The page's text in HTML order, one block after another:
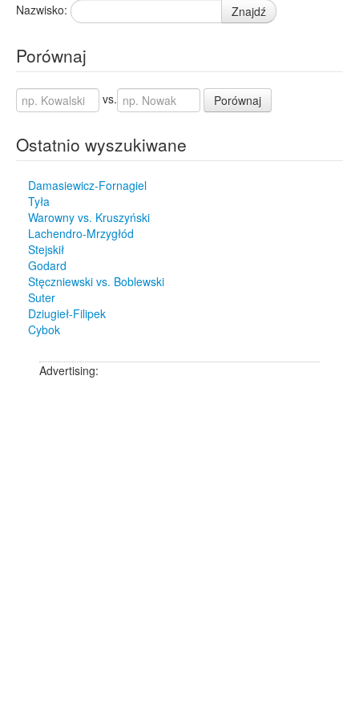
Nazwisko: Znajdź
Porównaj
vs. Porównaj
Ostatnio wyszukiwane
Damasiewicz-Fornagiel
Tyła
Warowny vs. Kruszyński
Lachendro-Mrzygłód
Stejskił
Godard
Stęczniewski vs. Boblewski
Suter
Dziugieł-Filipek
Cybok
Advertising: